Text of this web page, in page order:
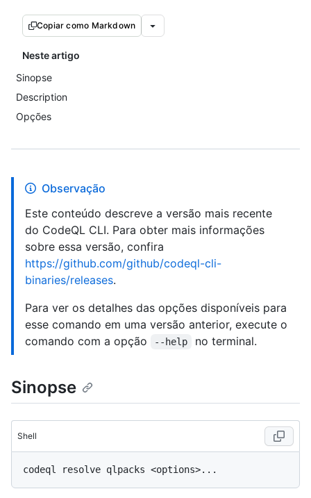
Copiar como Markdown
Neste artigo
Sinopse
Description
Opções
Observação
Este conteúdo descreve a versão mais recente
do CodeQL CLI. Para obter mais informações
sobre essa versão, confira
https://github.com/github/codeql-cli-
binaries/releases.
Para ver os detalhes das opções disponíveis para
esse comando em uma versão anterior, execute o
comando com a opção
--help no terminal.
Sinopse
Shell